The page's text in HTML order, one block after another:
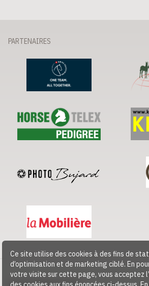
Ce site utilise des cookies à des fins de
d’optimisation et de marketing ciblé. En
votre visite sur cette page, vous acceptez
PARTENAIRES